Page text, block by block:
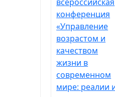
конференция
«Управление
возрастом и
качеством
жизни в
современном
мире: реалии